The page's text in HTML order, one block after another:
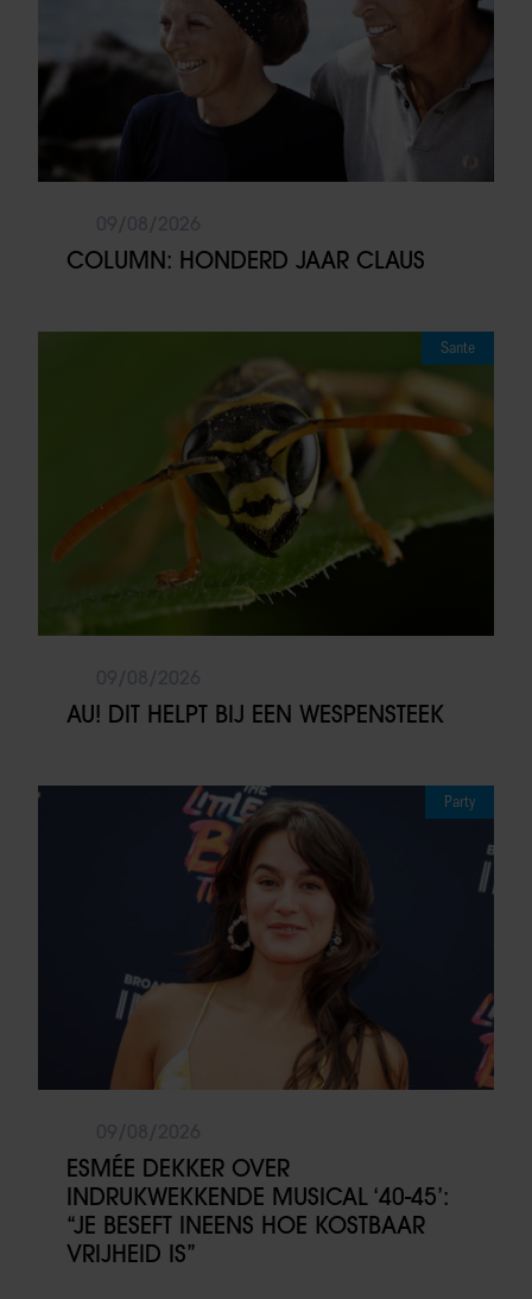
COLUMN: HONDERD JAAR CLAUS
Sante
AU! DIT HELPT BIJ EEN WESPENSTEEK
Party
ESMÉE DEKKER OVER
INDRUKWEKKENDE MUSICAL ‘40-45’:
“JE BESEFT INEENS HOE KOSTBAAR
VRIJHEID IS”